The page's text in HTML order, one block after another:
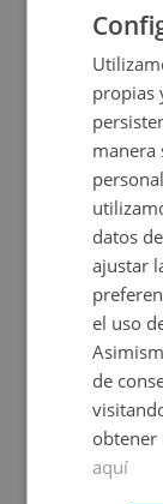
Garaje en
Impuestos no
propias
manera
datos
ajustar
el uso
de
obtener
aquí